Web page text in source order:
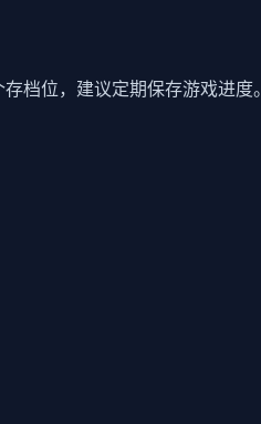
档位，建议定期保存游戏进度。